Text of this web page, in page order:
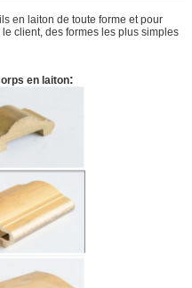
en laiton de toute forme et pour
client, des formes les plus simples
en laiton: